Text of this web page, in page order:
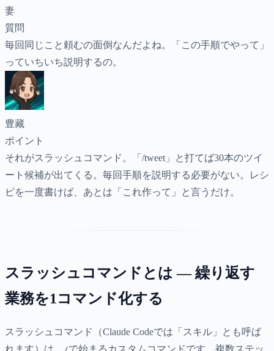
妻
質問
毎回同じこと頼むの面倒なんだよね。「この手順でやって」
っていちいち説明するの。
豊藏
ポイント
それがスラッシュコマンド。「/tweet」と打てば30本のツイ
ート候補が出てくる。毎回手順を説明する必要がない。レシ
ピを一度書けば、あとは「これ作って」と言うだけ。
スラッシュコマンドとは — 繰り返す
業務を1コマンド化する
スラッシュコマンド（Claude Codeでは「スキル」とも呼ば
れます）は、
で始まるカスタムコマンドです。複数ステッ